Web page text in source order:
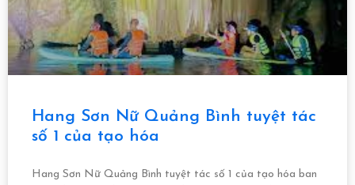
Hang Sơn Nữ Quảng Bình tuyệt tác
số 1 của tạo hóa
Hang Sơn Nữ Quảng Bình tuyệt tác số 1 của tạo hóa ban